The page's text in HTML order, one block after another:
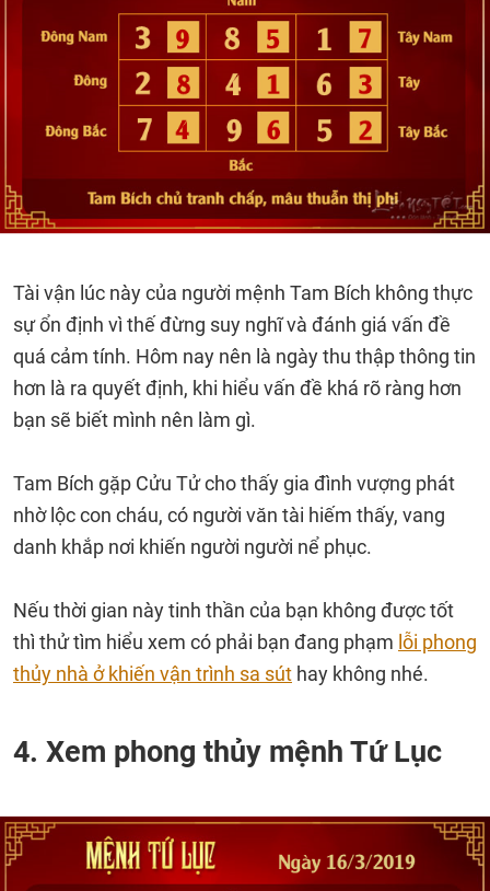
Tài vận lúc này của người mệnh Tam Bích không thực
sự ổn định vì thế đừng suy nghĩ và đánh giá vấn đề
quá cảm tính. Hôm nay nên là ngày thu thập thông tin
hơn là ra quyết định, khi hiểu vấn đề khá rõ ràng hơn
bạn sẽ biết mình nên làm gì.
Tam Bích gặp Cửu Tử cho thấy gia đình vượng phát
nhờ lộc con cháu, có người văn tài hiếm thấy, vang
danh khắp nơi khiến người người nể phục.
Nếu thời gian này tinh thần của bạn không được tốt
thì thử tìm hiểu xem có phải bạn đang phạm lỗi phong
thủy nhà ở khiến vận trình sa sút hay không nhé.
4. Xem phong thủy mệnh Tứ Lục